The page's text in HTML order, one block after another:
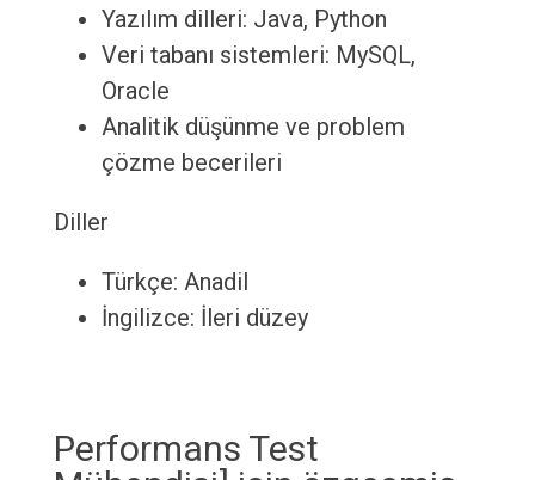
Yazılım dilleri: Java, Python
Veri tabanı sistemleri: MySQL,
Oracle
Analitik düşünme ve problem
çözme becerileri
Diller
Türkçe: Anadil
İngilizce: İleri düzey
Performans Test